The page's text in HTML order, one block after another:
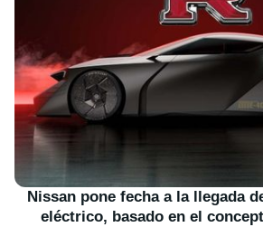
Nissan pone fecha a la llegada
eléctrico, basado en el